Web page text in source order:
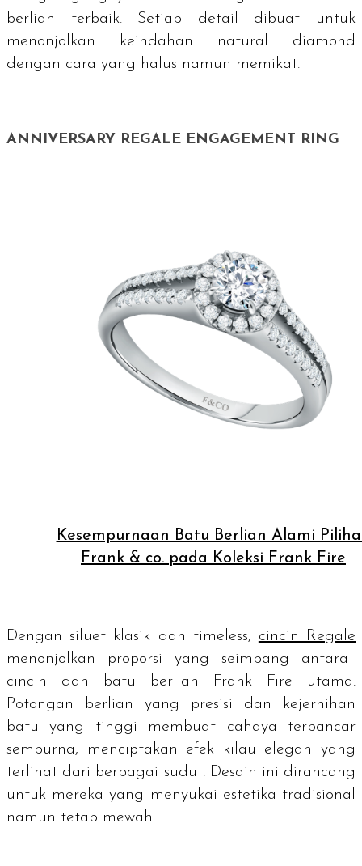
berlian terbaik. Setiap detail dibuat untuk
menonjolkan keindahan natural diamond
dengan cara yang halus namun memikat.
ANNIVERSARY REGALE ENGAGEMENT RING
Kesempurnaan Batu Berlian Alami
Frank & co. pada Koleksi Frank Fire
Dengan siluet klasik dan timeless, cincin Regale
menonjolkan proporsi yang seimbang antara
cincin dan batu berlian Frank Fire utama.
Potongan berlian yang presisi dan kejernihan
batu yang tinggi membuat cahaya terpancar
sempurna, menciptakan efek kilau elegan yang
terlihat dari berbagai sudut. Desain ini dirancang
untuk mereka yang menyukai estetika tradisional
namun tetap mewah.